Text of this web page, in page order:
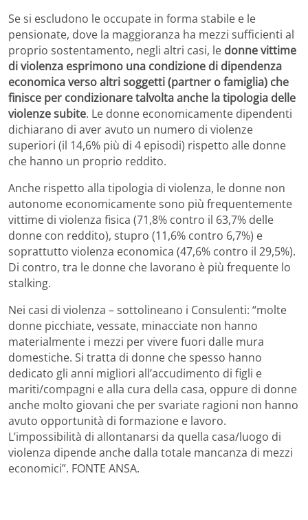
Se si escludono le occupate in forma stabile e le
pensionate, dove la maggioranza ha mezzi sufficienti al
proprio sostentamento, negli altri casi, le donne vittime
di violenza esprimono una condizione di dipendenza
economica verso altri soggetti (partner o famiglia) che
finisce per condizionare talvolta anche la tipologia delle
violenze subite. Le donne economicamente dipendenti
dichiarano di aver avuto un numero di violenze
superiori (il 14,6% più di 4 episodi) rispetto alle donne
che hanno un proprio reddito.
Anche rispetto alla tipologia di violenza, le donne non
autonome economicamente sono più frequentemente
vittime di violenza fisica (71,8% contro il 63,7% delle
donne con reddito), stupro (11,6% contro 6,7%) e
soprattutto violenza economica (47,6% contro il 29,5%).
Di contro, tra le donne che lavorano è più frequente lo
stalking.
Nei casi di violenza – sottolineano i Consulenti: “molte
donne picchiate, vessate, minacciate non hanno
materialmente i mezzi per vivere fuori dalle mura
domestiche. Si tratta di donne che spesso hanno
dedicato gli anni migliori all’accudimento di figli e
mariti/compagni e alla cura della casa, oppure di donne
anche molto giovani che per svariate ragioni non hanno
avuto opportunità di formazione e lavoro.
L’impossibilità di allontanarsi da quella casa/luogo di
violenza dipende anche dalla totale mancanza di mezzi
economici”. FONTE ANSA.